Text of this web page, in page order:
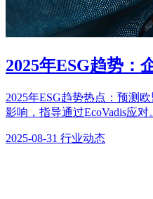
2025年ESG趋势：
2025年ESG趋势热点：预测
影响，指导通过EcoVadis应
2025-08-31 行业动态